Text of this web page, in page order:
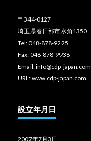
〒344-0127
埼玉県春日部市水角1350
Tel: 048-878-9225
Fax: 048-878-9938
Email: info@cdp-japan.com
URL: www.cdp-japan.com
設立年月日
2007年7月3日